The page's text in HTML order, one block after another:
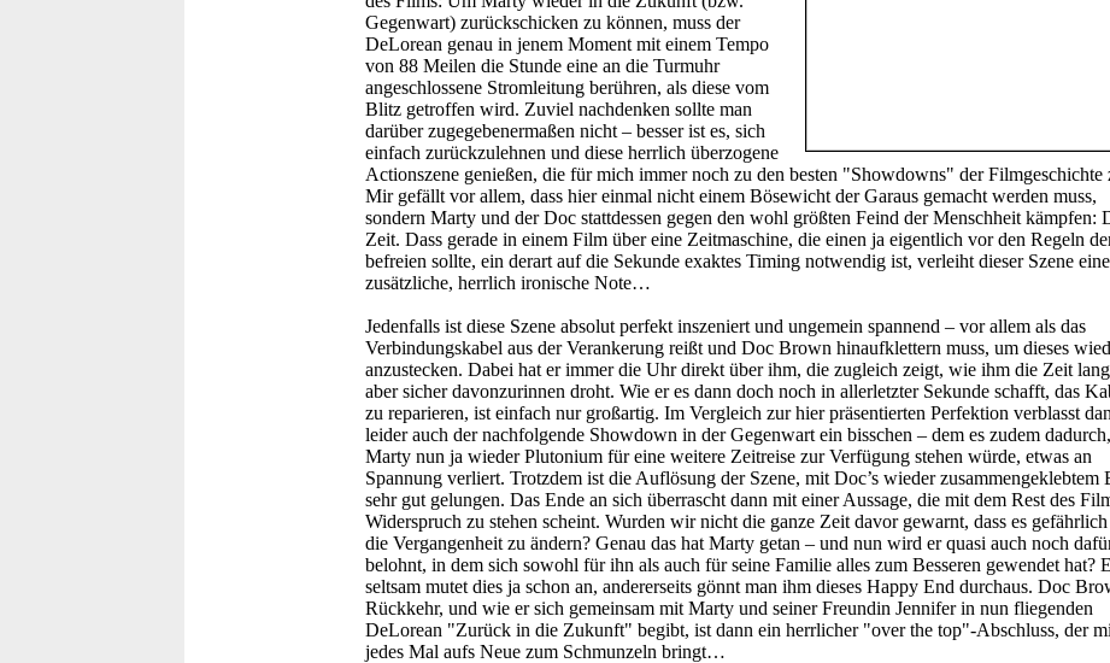
Gegenwart) zurückschicken zu können, muss der
DeLorean genau in jenem Moment mit einem Tempo
von 88 Meilen die Stunde eine an die Turmuhr
angeschlossene Stromleitung berühren, als diese vom
Blitz getroffen wird. Zuviel nachdenken sollte man
darüber zugegebenermaßen nicht – besser ist es, sich
einfach zurückzulehnen und diese herrlich überzogene
Actionszene genießen, die für mich immer noch zu den besten "Showdowns" der Filmgeschichte
Mir gefällt vor allem, dass hier einmal nicht einem Bösewicht der Garaus gemacht werden muss,
sondern Marty und der Doc stattdessen gegen den wohl größten Feind der Menschheit kämpfen:
Zeit. Dass gerade in einem Film über eine Zeitmaschine, die einen ja eigentlich vor den Regeln
befreien sollte, ein derart auf die Sekunde exaktes Timing notwendig ist, verleiht dieser Szene eine
zusätzliche, herrlich ironische Note…
Jedenfalls ist diese Szene absolut perfekt inszeniert und ungemein spannend – vor allem als das
Verbindungskabel aus der Verankerung reißt und Doc Brown hinaufklettern muss, um dieses
anzustecken. Dabei hat er immer die Uhr direkt über ihm, die zugleich zeigt, wie ihm die Zeit
aber sicher davonzurinnen droht. Wie er es dann doch noch in allerletzter Sekunde schafft, das
zu reparieren, ist einfach nur großartig. Im Vergleich zur hier präsentierten Perfektion verblasst
leider auch der nachfolgende Showdown in der Gegenwart ein bisschen – dem es zudem
Marty nun ja wieder Plutonium für eine weitere Zeitreise zur Verfügung stehen würde, etwas an
Spannung verliert. Trotzdem ist die Auflösung der Szene, mit Doc’s wieder zusammengeklebtem
sehr gut gelungen. Das Ende an sich überrascht dann mit einer Aussage, die mit dem Rest des
Widerspruch zu stehen scheint. Wurden wir nicht die ganze Zeit davor gewarnt, dass es gefährlich
die Vergangenheit zu ändern? Genau das hat Marty getan – und nun wird er quasi auch noch
belohnt, in dem sich sowohl für ihn als auch für seine Familie alles zum Besseren gewendet hat?
seltsam mutet dies ja schon an, andererseits gönnt man ihm dieses Happy End durchaus. Doc
Rückkehr, und wie er sich gemeinsam mit Marty und seiner Freundin Jennifer in nun fliegenden
DeLorean "Zurück in die Zukunft" begibt, ist dann ein herrlicher "over the top"-Abschluss, der
jedes Mal aufs Neue zum Schmunzeln bringt…